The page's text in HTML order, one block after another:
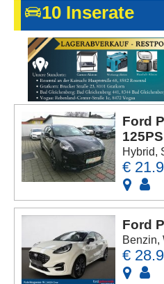
Kontakt
AGB,
Impressum
10 Inserate
Ford
125PS
Hybrid,
€
Ford
Benzin,
€